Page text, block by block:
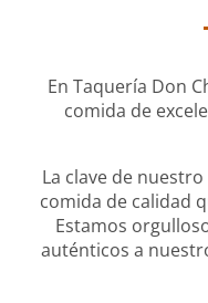
En Taquería Don
comida de
La clave de
comida de calidad
Estamos
auténticos a